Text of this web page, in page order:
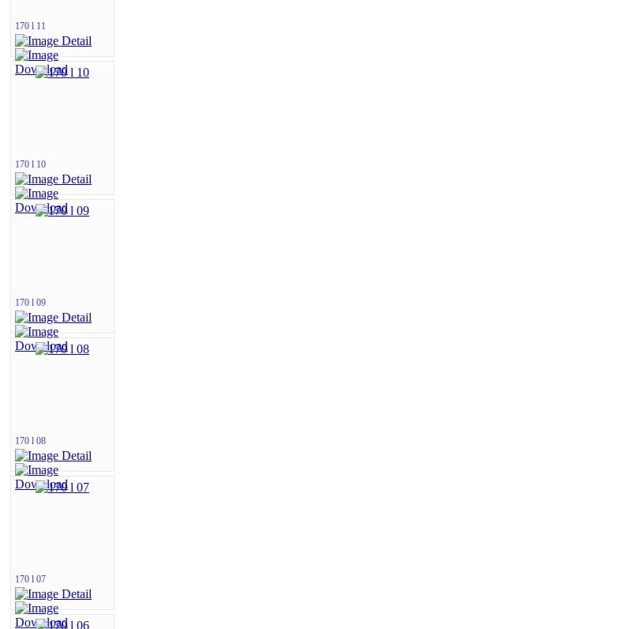
170 l 11
170 l 10
170 l 09
170 l 08
170 l 07